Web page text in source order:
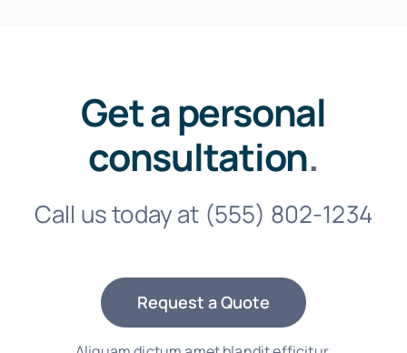
Get a personal
consultation.
Call us today at (555) 802-1234
Request a Quote